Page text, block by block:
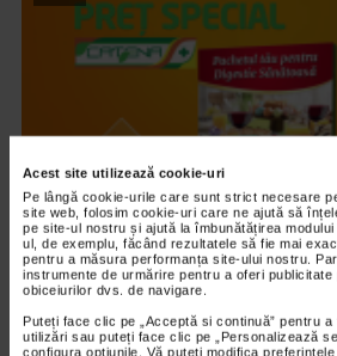
Acest site utilizează cookie-uri
Pe lângă cookie-urile care sunt strict necesare
site web, folosim cookie-uri care ne ajută să
pe site-ul nostru și ajută la îmbunătățirea
ul, de exemplu, făcând rezultatele să fie mai
pentru a măsura performanța site-ului nostru.
instrumente de urmărire pentru a oferi
obiceiurilor dvs. de navigare.
Puteți face clic pe „Acceptă si continuă” pentru
utilizări sau puteți face clic pe „Personalizează
configura opțiunile. Vă puteți modifica
SUPLIMENTE NATURALIS
Pachet digestie de la
7.805 vizualizari